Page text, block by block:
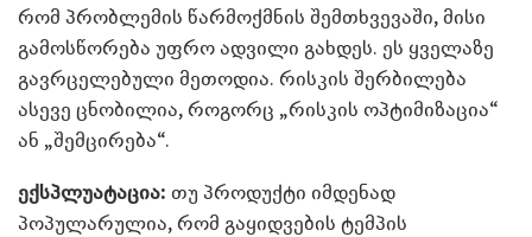
რომ პრობლემის წარმოქმნის შემთხვევაში, მისი
გამოსწორება უფრო ადვილი გახდეს. ეს ყველაზე
გავრცელებული მეთოდია. რისკის შერბილება
ასევე ცნობილია, როგორც „რისკის ოპტიმიზაცია“
ან „შემცირება“.
ექსპლუატაცია: თუ პროდუქტი იმდენად
პოპულარულია, რომ გაყიდვების ტემპის